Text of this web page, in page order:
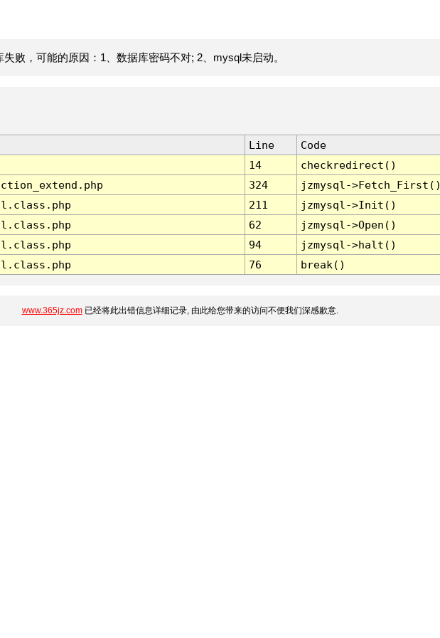
败，可能的原因：1、数据库密码不对; 2、mysql未启动。
Line
Code
14
checkredirect()
324
jzmysql-
211
jzmysql->Init()
62
jzmysql->Open()
94
jzmysql->halt()
76 break()
www.365jz.com已经将此出错信息详细记录, 由此给您带来的访问不便我们深感歉意.